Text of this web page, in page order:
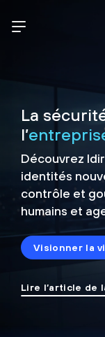
La
l’
Découvrez
identités
contrôle et
humains et
Visionner la
Lire l’article de